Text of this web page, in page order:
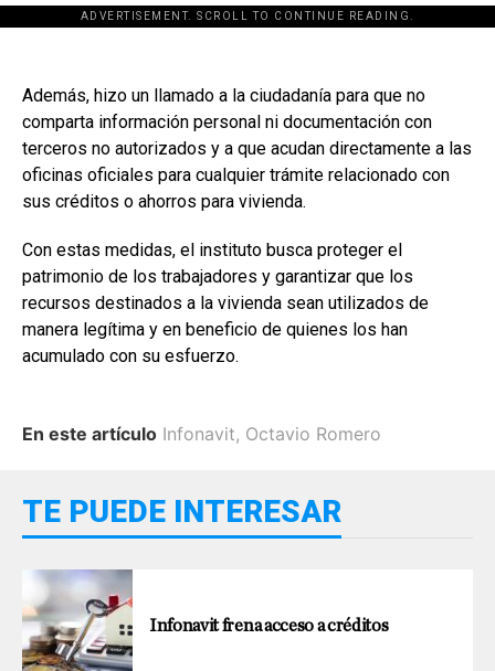
ADVERTISEMENT. SCROLL TO CONTINUE READING.
Además, hizo un llamado a la ciudadanía para que no
comparta información personal ni documentación con
terceros no autorizados y a que acudan directamente a las
oficinas oficiales para cualquier trámite relacionado con
sus créditos o ahorros para vivienda.
Con estas medidas, el instituto busca proteger el
patrimonio de los trabajadores y garantizar que los
recursos destinados a la vivienda sean utilizados de
manera legítima y en beneficio de quienes los han
acumulado con su esfuerzo.
En este artículo Infonavit, Octavio Romero
TE PUEDE INTERESAR
Infonavit frena acceso a créditos